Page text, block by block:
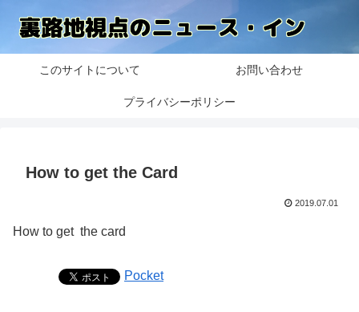
このサイトについて お問い合わせ
プライバシーポリシー
How to get the Card
2019.07.01
How to get the card
Pocket